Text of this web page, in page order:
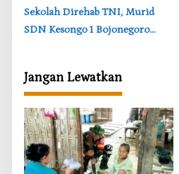
Apresiasi BKKBN
‎Sekolah Direhab TNI, Murid
SDN Kesongo 1 Bojonegoro
Jangan Lewatkan